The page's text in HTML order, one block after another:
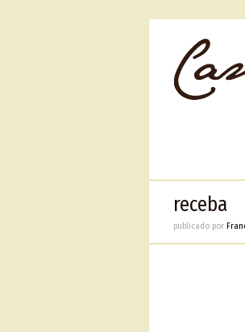
receba
publicado por